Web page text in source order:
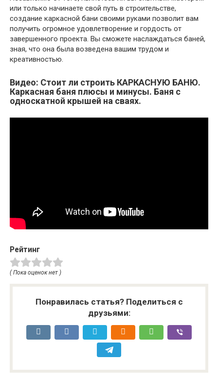
или только начинаете свой путь в строительстве,
создание каркасной бани своими руками позволит вам
получить огромное удовлетворение и гордость от
завершенного проекта. Вы сможете наслаждаться баней,
зная, что она была возведена вашим трудом и
креативностью.
Видео: Стоит ли строить КАРКАСНУЮ БАНЮ.
Каркасная баня плюсы и минусы. Баня с
односкатной крышей на сваях.
Рейтинг
( Пока оценок нет )
Понравилась статья? Поделиться с
друзьями: